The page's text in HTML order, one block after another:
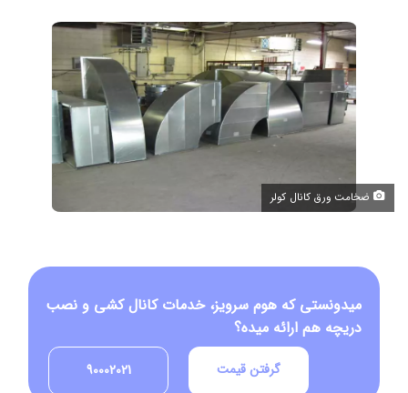
ضخامت ورق کانال کولر
میدونستی که هوم سرویز، خدمات کانال کشی و نصب
دریچه هم ارائه میده؟
90002021 گرفتن قیمت